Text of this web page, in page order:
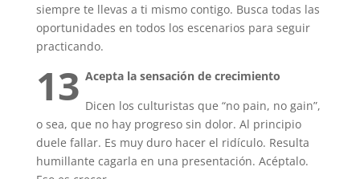
siempre te llevas a ti mismo contigo. Busca todas las
oportunidades en todos los escenarios para seguir
practicando.
13 Acepta la sensación de crecimiento
Dicen los culturistas que “no pain, no gain”,
o sea, que no hay progreso sin dolor. Al principio
duele fallar. Es muy duro hacer el ridículo. Resulta
humillante cagarla en una presentación. Acéptalo.